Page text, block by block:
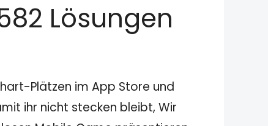
Lösungen
Plätzen im App Store und
ihr nicht stecken bleibt, Wir